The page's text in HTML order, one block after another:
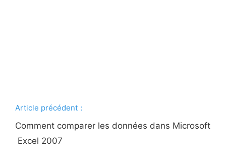
Article précédent：
Comment comparer les données dans Microsoft
Excel 2007